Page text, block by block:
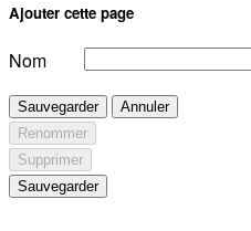
Ajouter cette page
Nom
Sauvegarder
Annuler
Renommer
Supprimer
Sauvegarder